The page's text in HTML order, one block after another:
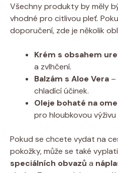
Všechny ⁢produkty by měly
‌vhodné pro ​citlivou pleť.
doporučení,​ zde je několik
Krém s obsahem‌
a ⁢zvlhčení.
Balzám ‌s​ Aloe ‍Vera –
‍chladící účinek.
Oleje bohaté na
pro hloubkovou ⁤výživu
Pokud ‌se chcete vydat na
pokožky, může ​se také
speciálních obvazů a